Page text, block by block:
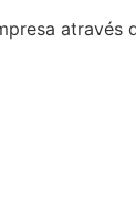
através